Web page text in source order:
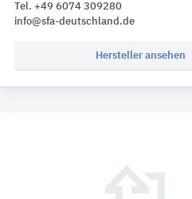
Tel. +49 6074 309280
info@sfa-deutschland.de
Hersteller ansehen